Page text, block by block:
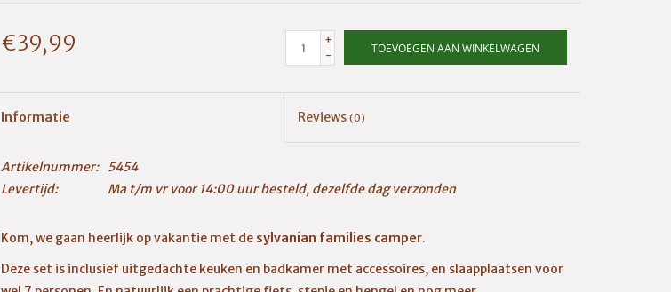
€39,99
+
-
TOEVOEGEN AAN WINKELWAGEN
Informatie Reviews(0)
Artikelnummer:
5454
Levertijd:
Ma t/m vr voor 14:00 uur besteld, dezelfde dag verzonden
Kom, we gaan heerlijk op vakantie met de sylvanian families camper.
Deze set is inclusief uitgedachte keuken en badkamer met accessoires, en slaapplaatsen voor